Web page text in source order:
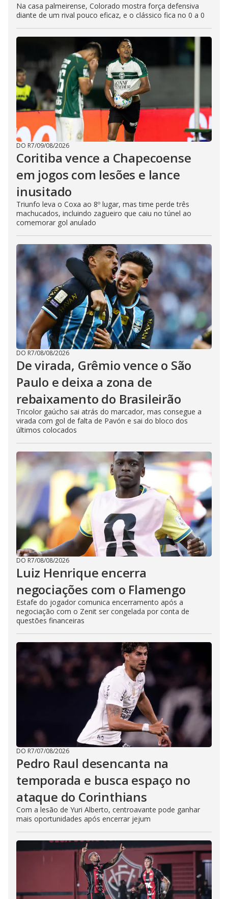
Na casa palmeirense, Colorado mostra força defensiva
diante de um rival pouco eficaz, e o clássico fica no 0 a 0
DO R7/09/08/2026
Coritiba vence a Chapecoense
em jogos com lesões e lance
inusitado
Triunfo leva o Coxa ao 8º lugar, mas time perde três
machucados, incluindo zagueiro que caiu no túnel ao
comemorar gol anulado
DO R7/08/08/2026
De virada, Grêmio vence o São
Paulo e deixa a zona de
rebaixamento do Brasileirão
Tricolor gaúcho sai atrás do marcador, mas consegue a
virada com gol de falta de Pavón e sai do bloco dos
últimos colocados
DO R7/08/08/2026
Luiz Henrique encerra
negociações com o Flamengo
Estafe do jogador comunica encerramento após a
negociação com o Zenit ser congelada por conta de
questões financeiras
DO R7/07/08/2026
Pedro Raul desencanta na
temporada e busca espaço no
ataque do Corinthians
Com a lesão de Yuri Alberto, centroavante pode ganhar
mais oportunidades após encerrar jejum